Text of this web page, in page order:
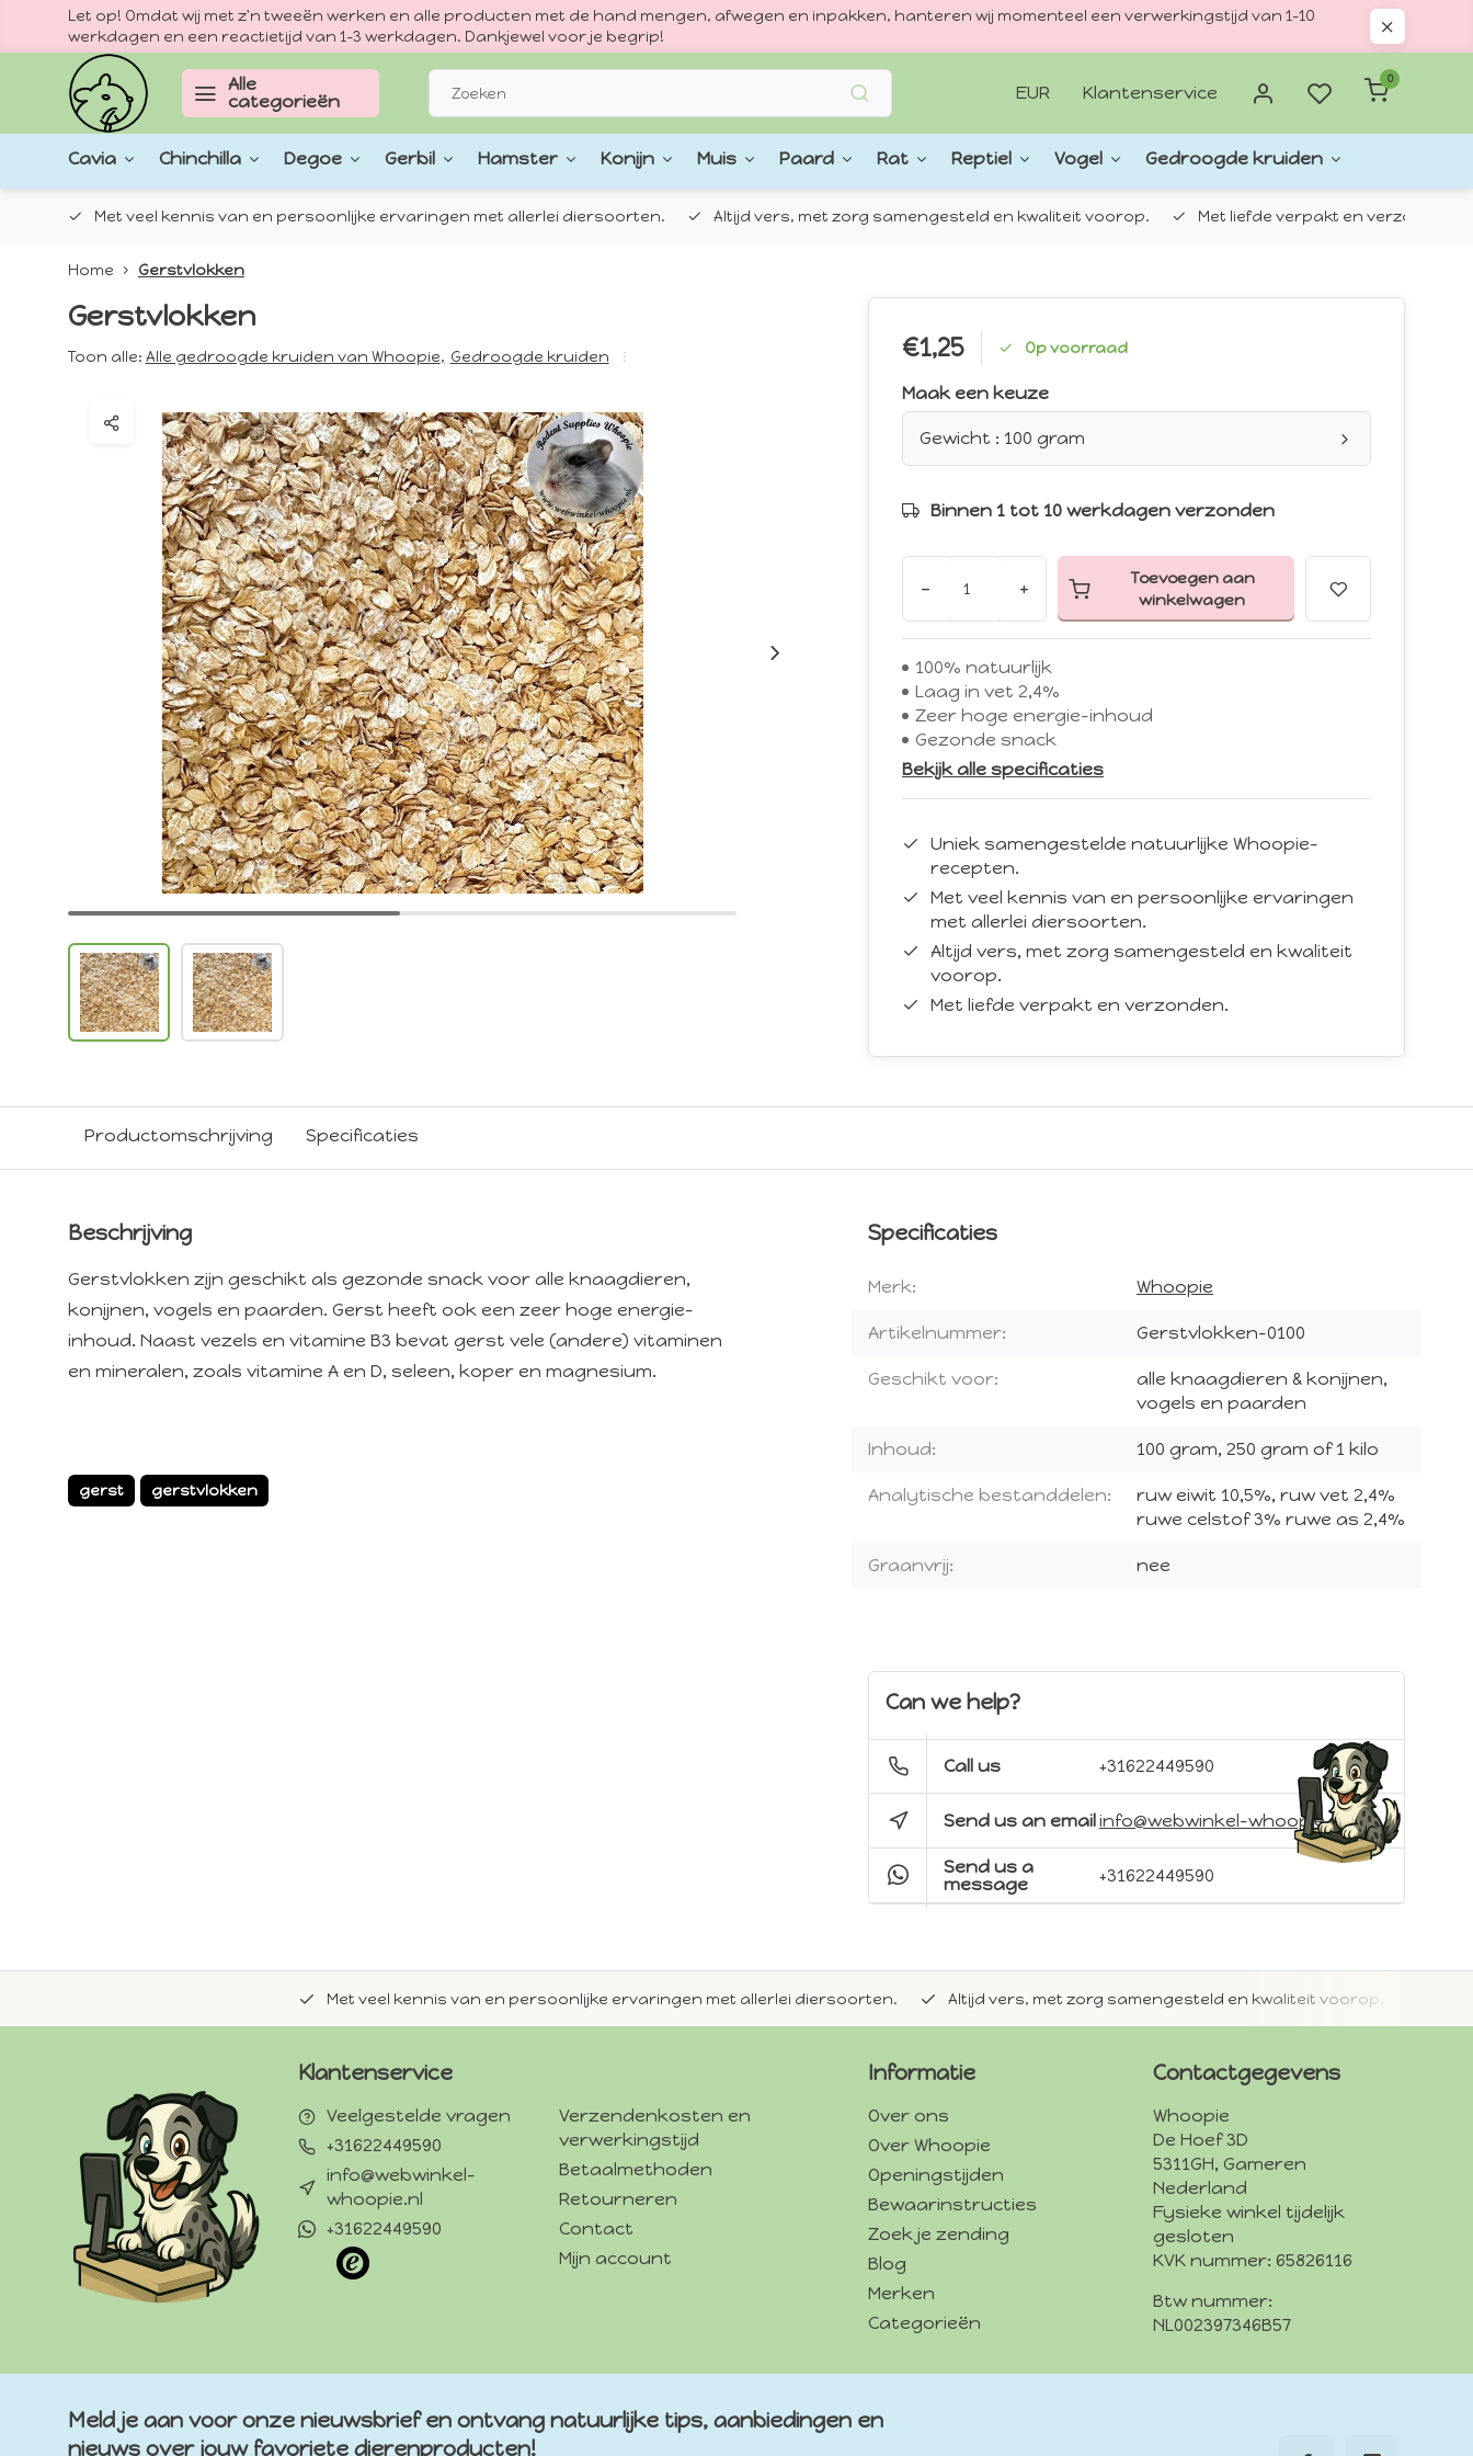
Let op! Omdat wij met z'n tweeën werken en alle producten met de hand mengen, afwegen en inpakken, hanteren wij momenteel een verwerkingstijd van 1–10
werkdagen en een reactietijd van 1–3 werkdagen. Dankjewel voor je begrip!
Alle
categorieën
EUR Klantenservice
0
Cavia Chinchilla Degoe Gerbil Hamster Konijn Muis Paard Rat Reptiel Vogel Gedroogde kruiden
Met veel kennis van en persoonlijke ervaringen met allerlei diersoorten. Altijd vers, met zorg samengesteld en kwaliteit voorop. Met liefde verpakt en verzonden.
Home Gerstvlokken
Gerstvlokken
Toon alle: Alle gedroogde kruiden van Whoopie, Gedroogde kruiden €1,25 Op voorraad
Maak een keuze
Gewicht : 100 gram
Binnen 1 tot 10 werkdagen verzonden
- +
Toevoegen aan
winkelwagen
100% natuurlijk
Laag in vet 2,4%
Zeer hoge energie-inhoud
Gezonde snack
Bekijk alle specificaties
Uniek samengestelde natuurlijke Whoopie-
recepten.
Met veel kennis van en persoonlijke ervaringen
met allerlei diersoorten.
Altijd vers, met zorg samengesteld en kwaliteit
voorop.
Met liefde verpakt en verzonden.
Productomschrijving Specificaties
Beschrijving
Gerstvlokken zijn geschikt als gezonde snack voor alle knaagdieren,
konijnen, vogels en paarden. Gerst heeft ook een zeer hoge energie-
inhoud. Naast vezels en vitamine B3 bevat gerst vele (andere) vitaminen
en mineralen, zoals vitamine A en D, seleen, koper en magnesium.
gerst gerstvlokken
Specificaties
Merk: Whoopie
Artikelnummer: Gerstvlokken-0100
Geschikt voor:
alle knaagdieren & konijnen,
vogels en paarden
Inhoud: 100 gram, 250 gram of 1 kilo
Analytische bestanddelen:
ruw eiwit 10,5%, ruw vet 2,4%
ruwe celstof 3% ruwe as 2,4%
Graanvrij: nee
Can we help?
Call us +31622449590
Send us an emailinfo@webwinkel-whoopie.nl
Send us a
message
+31622449590
Met veel kennis van en persoonlijke ervaringen met allerlei diersoorten. Altijd vers, met zorg samengesteld en kwaliteit voorop.
Klantenservice
Veelgestelde vragen
+31622449590
info@webwinkel-
whoopie.nl
+31622449590
Verzendenkosten en
verwerkingstijd
Betaalmethoden
Retourneren
Contact
Mijn account
Informatie
Over ons
Over Whoopie
Openingstijden
Bewaarinstructies
Zoek je zending
Blog
Merken
Categorieën
Contactgegevens
Whoopie
De Hoef 3D
5311GH, Gameren
Nederland
Fysieke winkel tijdelijk
gesloten
KVK nummer: 65826116
Btw nummer:
NL002397346B57
Meld je aan voor onze nieuwsbrief en ontvang natuurlijke tips, aanbiedingen en
nieuws over jouw favoriete dierenproducten!